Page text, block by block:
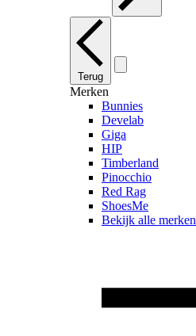
Terug
Merken
Bunnies
Develab
Giga
HIP
Timberland
Pinocchio
Red Rag
ShoesMe
Bekijk alle merken